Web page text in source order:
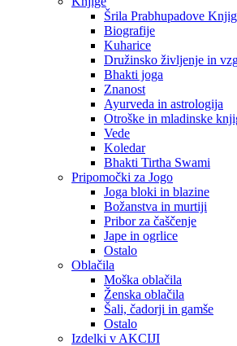
Šrila Prabhupadove
Biografije
Kuharice
Družinsko življenje in
Bhakti joga
Znanost
Ayurveda in astrologija
Otroške in mladinske
Vede
Koledar
Bhakti Tirtha Swami
Pripomočki za Jogo
Joga bloki in blazine
Božanstva in murtiji
Pribor za čaščenje
Jape in ogrlice
Ostalo
Oblačila
Moška oblačila
Ženska oblačila
Šali, čadorji in gamše
Ostalo
Izdelki v AKCIJI